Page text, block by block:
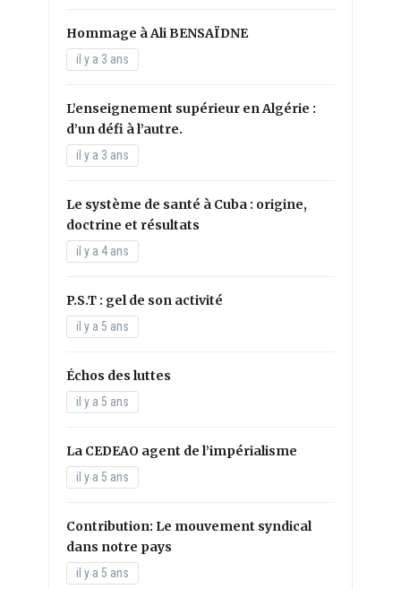
Hommage à Ali BENSAÏDNE
il y a 3 ans
L’enseignement supérieur en Algérie :
d’un défi à l’autre.
il y a 3 ans
Le système de santé à Cuba : origine,
doctrine et résultats
il y a 4 ans
P.S.T : gel de son activité
il y a 5 ans
Échos des luttes
il y a 5 ans
La CEDEAO agent de l’impérialisme
il y a 5 ans
Contribution: Le mouvement syndical
dans notre pays
il y a 5 ans